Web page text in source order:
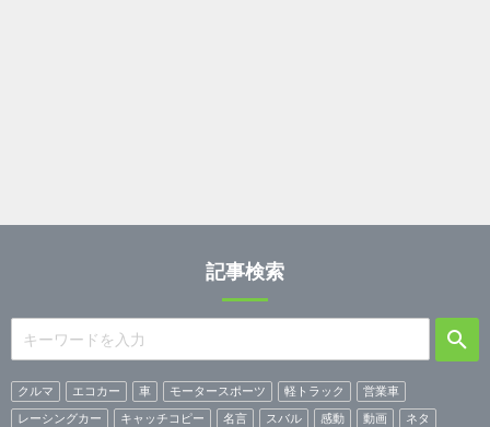
記事検索
クルマ エコカー 車 モータースポーツ 軽トラック
営業車
レーシングカー
キャッチコピー 名言 スバル 感動 動画
ネタ